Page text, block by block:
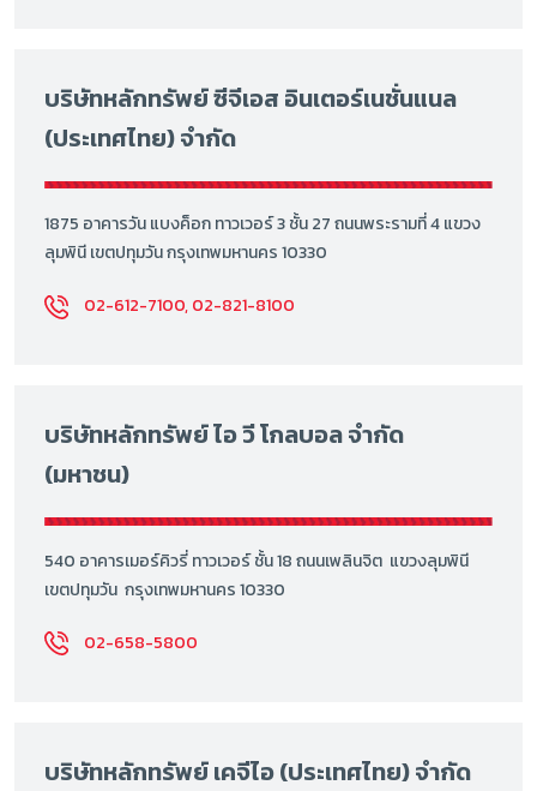
บริษัทหลักทรัพย์ ซีจีเอส อินเตอร์เนชั่นแนล
(ประเทศไทย) จำกัด
1875 อาคารวัน แบงค็อก ทาวเวอร์ 3 ชั้น 27 ถนนพระรามที่ 4 แขวง
ลุมพินี เขตปทุมวัน กรุงเทพมหานคร 10330
02-612-7100, 02-821-8100
บริษัทหลักทรัพย์ ไอ วี โกลบอล จำกัด
(มหาชน)
540 อาคารเมอร์คิวรี่ ทาวเวอร์ ชั้น 18 ถนนเพลินจิต แขวงลุมพินี
เขตปทุมวัน กรุงเทพมหานคร 10330
02-658-5800
บริษัทหลักทรัพย์ เคจีไอ (ประเทศไทย) จำกัด